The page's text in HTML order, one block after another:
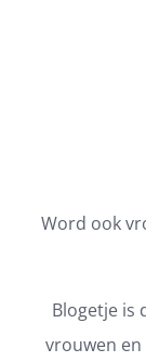
Word ook
Blogetje is
vrouwen en